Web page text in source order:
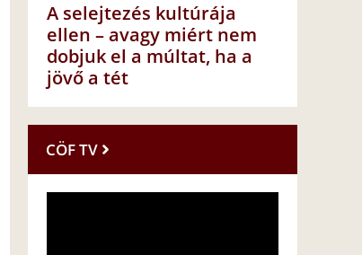
A selejtezés kultúrája
ellen – avagy miért nem
dobjuk el a múltat, ha a
jövő a tét
CÖF TV